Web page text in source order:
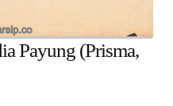
Payung (Prisma,